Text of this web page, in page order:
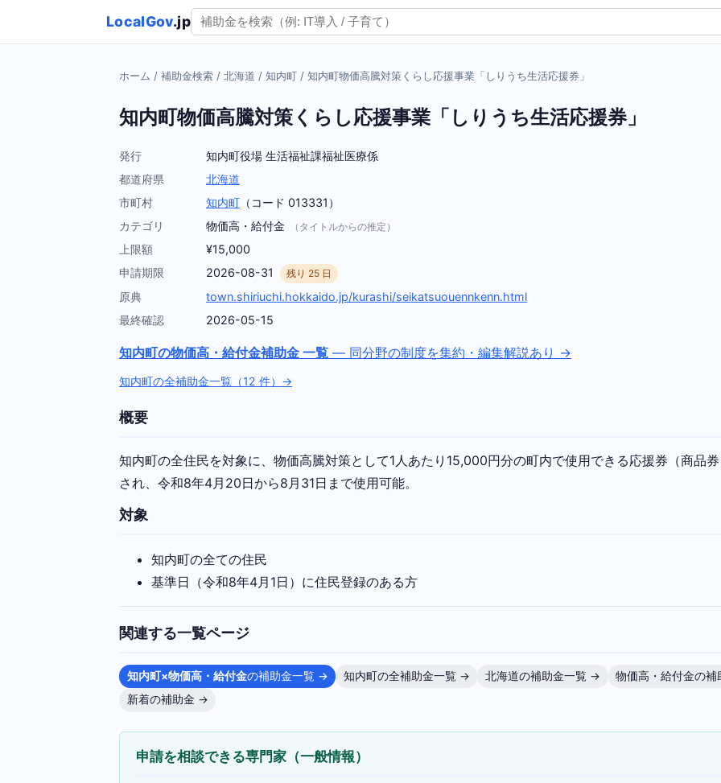
LocalGov.jp
ホーム / 補助金検索 / 北海道 / 知内町 / 知内町物価高騰対策くらし応援事業「しりうち生活応援券」
知内町物価高騰対策くらし応援事業「しりうち生活応援券」
発行
知内町役場 生活福祉課福祉医療係
都道府県
北海道
市町村
知内町 （コード 013331）
カテゴリ
物価高・給付金 （タイトルからの推定）
上限額
¥15,000
申請期限
2026-08-31 残り 25 日
原典
town.shiriuchi.hokkaido.jp/kurashi/seikatsuouennkenn.html
最終確認
2026-05-15
知内町の物価高・給付金補助金 一覧 — 同分野の制度を集約・編集解説あり →
知内町の全補助金一覧（12 件）→
概要
知内町の全住民を対象に、物価高騰対策として1人あたり15,000円分の町内で使用できる応援券（商品
され、令和8年4月20日から8月31日まで使用可能。
対象
知内町の全ての住民
基準日（令和8年4月1日）に住民登録のある方
関連する一覧ページ
知内町×物価高・給付金の補助金一覧 → 知内町の全補助金一覧 → 北海道の補助金一覧 →
物価高・給付金の
新着の補助金 →
申請を相談できる専門家（一般情報）